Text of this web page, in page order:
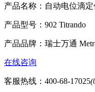
产品名称： 自动电位滴定
产品型号： 902 Titrando
产品品牌： 瑞士万通
在线咨询
客服热线：400-68-17025